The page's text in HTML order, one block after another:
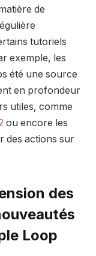
de
tutoriels
exemple, les
été une source
en profondeur
utiles, comme
ou encore les
des actions sur
des
Loop